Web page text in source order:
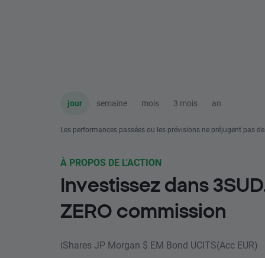
jour semaine mois 3 mois an
Les performances passées ou les prévisions ne préjugent pas
À PROPOS DE L'ACTION
Investissez dans
ZERO commission
iShares JP Morgan $ EM Bond UCITS(Acc EUR)